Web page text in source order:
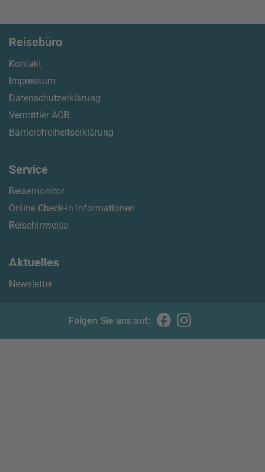
Reisebüro
Kontakt
Impressum
Datenschutzerklärung
Vermittler AGB
Barrierefreiheitserklärung
Service
Reisemonitor
Online Check-In Informationen
Reisehinweise
Aktuelles
Newsletter
Folgen Sie uns auf: